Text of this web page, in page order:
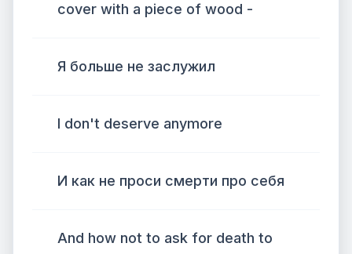
cover with a piece of wood -
Я больше не заслужил
I don't deserve anymore
И как не проси смерти про себя
And how not to ask for death to